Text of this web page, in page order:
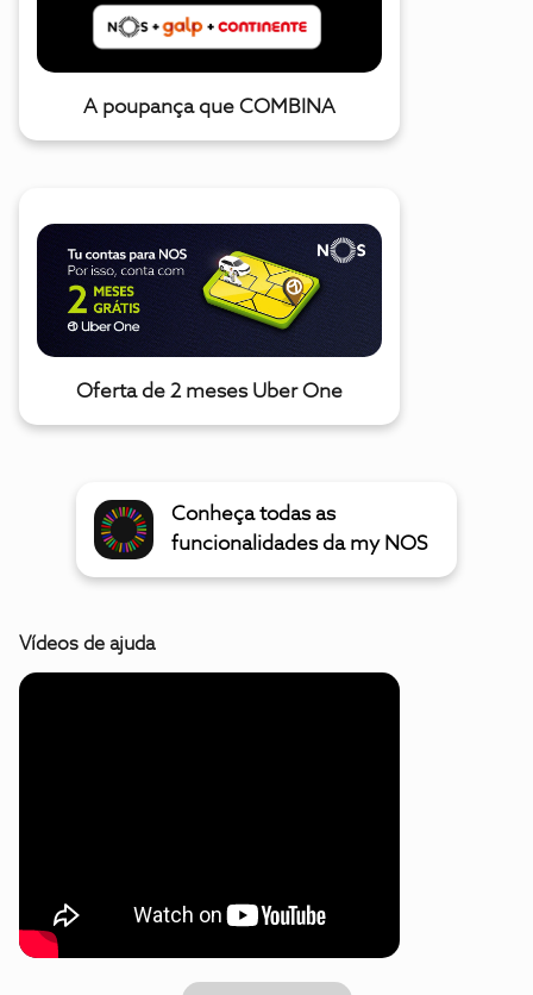
A poupança que COMBINA
Oferta de 2 meses Uber One
Conheça todas as
funcionalidades da my NOS
Vídeos de ajuda